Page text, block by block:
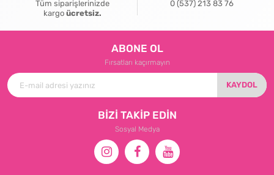
Tüm siparişlerinizde
kargo ücretsiz.
0 (537) 213 83 76
ABONE OL
Fırsatları kaçırmayın
KAYDOL
BİZİ TAKİP EDİN
Sosyal Medya